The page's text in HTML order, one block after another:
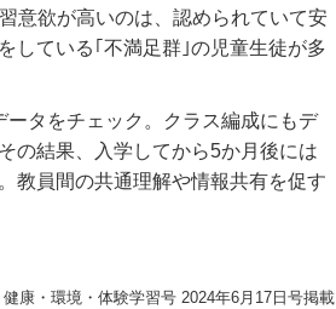
意欲が高いのは、認められていて安
している｢不満足群｣の児童生徒が多
タをチェック。クラス編成にもデ
の結果、入学してから5か月後には
教員間の共通理解や情報共有を促す
康・環境・体験学習号 2024年6月17日号掲載